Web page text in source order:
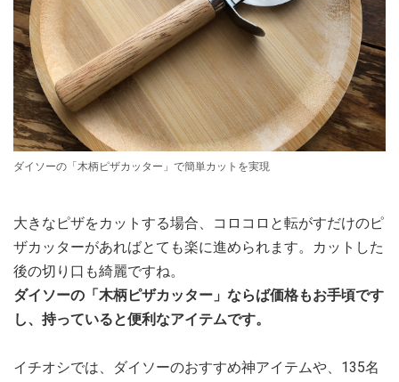
ダイソーの「木柄ピザカッター」で簡単カットを実現
大きなピザをカットする場合、コロコロと転がすだけのピ
ザカッターがあればとても楽に進められます。カットした
後の切り口も綺麗ですね。
ダイソーの「木柄ピザカッター」ならば価格もお手頃です
し、持っていると便利なアイテムです。
イチオシでは、ダイソーのおすすめ神アイテムや、135名